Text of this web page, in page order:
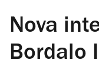
Nova
Bordalo